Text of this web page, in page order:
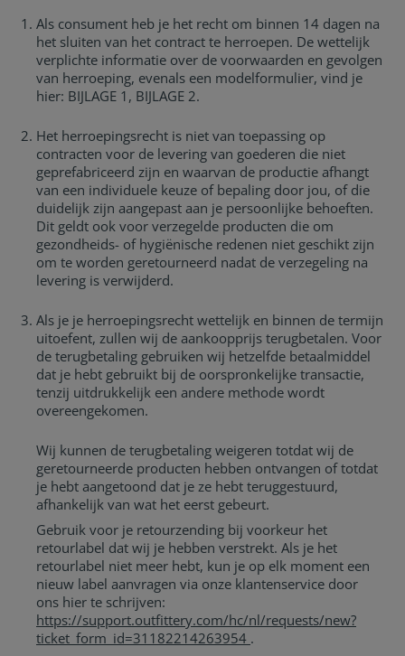
Als consument heb je het recht om binnen 14 dagen na
het sluiten van het contract te herroepen. De wettelijk
verplichte informatie over de voorwaarden en gevolgen
van herroeping, evenals een modelformulier, vind je
hier: BIJLAGE 1, BIJLAGE 2.
Het herroepingsrecht is niet van toepassing op
contracten voor de levering van goederen die niet
geprefabriceerd zijn en waarvan de productie afhangt
van een individuele keuze of bepaling door jou, of die
duidelijk zijn aangepast aan je persoonlijke behoeften.
Dit geldt ook voor verzegelde producten die om
gezondheids- of hygiënische redenen niet geschikt zijn
om te worden geretourneerd nadat de verzegeling na
levering is verwijderd.
Als je je herroepingsrecht wettelijk en binnen de termijn
uitoefent, zullen wij de aankoopprijs terugbetalen. Voor
de terugbetaling gebruiken wij hetzelfde betaalmiddel
dat je hebt gebruikt bij de oorspronkelijke transactie,
tenzij uitdrukkelijk een andere methode wordt
overeengekomen.
Wij kunnen de terugbetaling weigeren totdat wij de
geretourneerde producten hebben ontvangen of totdat
je hebt aangetoond dat je ze hebt teruggestuurd,
afhankelijk van wat het eerst gebeurt.
Gebruik voor je retourzending bij voorkeur het
retourlabel dat wij je hebben verstrekt. Als je het
retourlabel niet meer hebt, kun je op elk moment een
nieuw label aanvragen via onze klantenservice door
ons hier te schrijven:
https://support.outfittery.com/hc/nl/requests/new?
ticket_form_id=31182214263954 .